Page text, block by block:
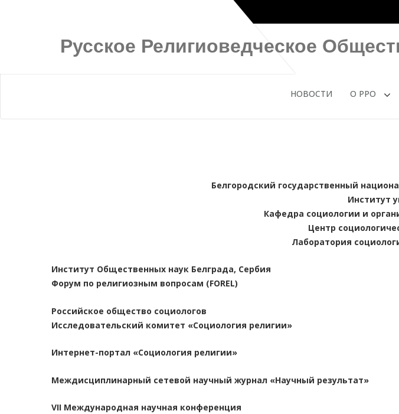
Русское Религиоведческое
НОВОСТИ О РРО
Белгородский государственный
Институт
Кафедра социологии и
Центр
Лаборатория
Институт Общественных наук Белграда, Сербия
Форум по религиозным вопросам (FOREL)
Российское общество социологов
Исследовательский комитет «Социология религии»
Интернет-портал «Социология религии»
Междисциплинарный сетевой научный журнал «Научный результат»
VII Международная научная конференция